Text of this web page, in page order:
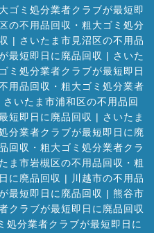
ゴミ処分業者クラブが最短即
の不用品回収・粗大ゴミ処分
| さいたま市見沼区の不用品
最短即日に廃品回収 | さいた
ミ処分業者クラブが最短即日
用品回収・粗大ゴミ処分業者
さいたま市浦和区の不用品回
短即日に廃品回収 | さいたま
分業者クラブが最短即日に廃
回収・粗大ゴミ処分業者クラ
ま市岩槻区の不用品回収・粗
に廃品回収 |
川越市の不用品
最短即日に廃品回収 | 熊谷市
クラブが最短即日に廃品回収
処分業者クラブが最短即日に